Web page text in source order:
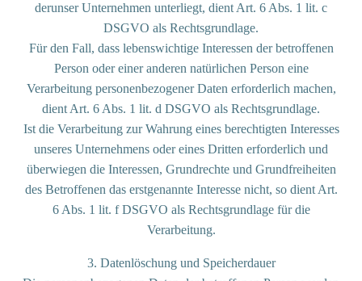
derunser Unternehmen unterliegt, dient Art. 6 Abs. 1 lit. c
DSGVO als Rechtsgrundlage.
Für den Fall, dass lebenswichtige Interessen der betroffenen
Person oder einer anderen natürlichen Person eine
Verarbeitung personenbezogener Daten erforderlich machen,
dient Art. 6 Abs. 1 lit. d DSGVO als Rechtsgrundlage.
Ist die Verarbeitung zur Wahrung eines berechtigten Interesses
unseres Unternehmens oder eines Dritten erforderlich und
überwiegen die Interessen, Grundrechte und Grundfreiheiten
des Betroffenen das erstgenannte Interesse nicht, so dient Art.
6 Abs. 1 lit. f DSGVO als Rechtsgrundlage für die
Verarbeitung.
3. Datenlöschung und Speicherdauer